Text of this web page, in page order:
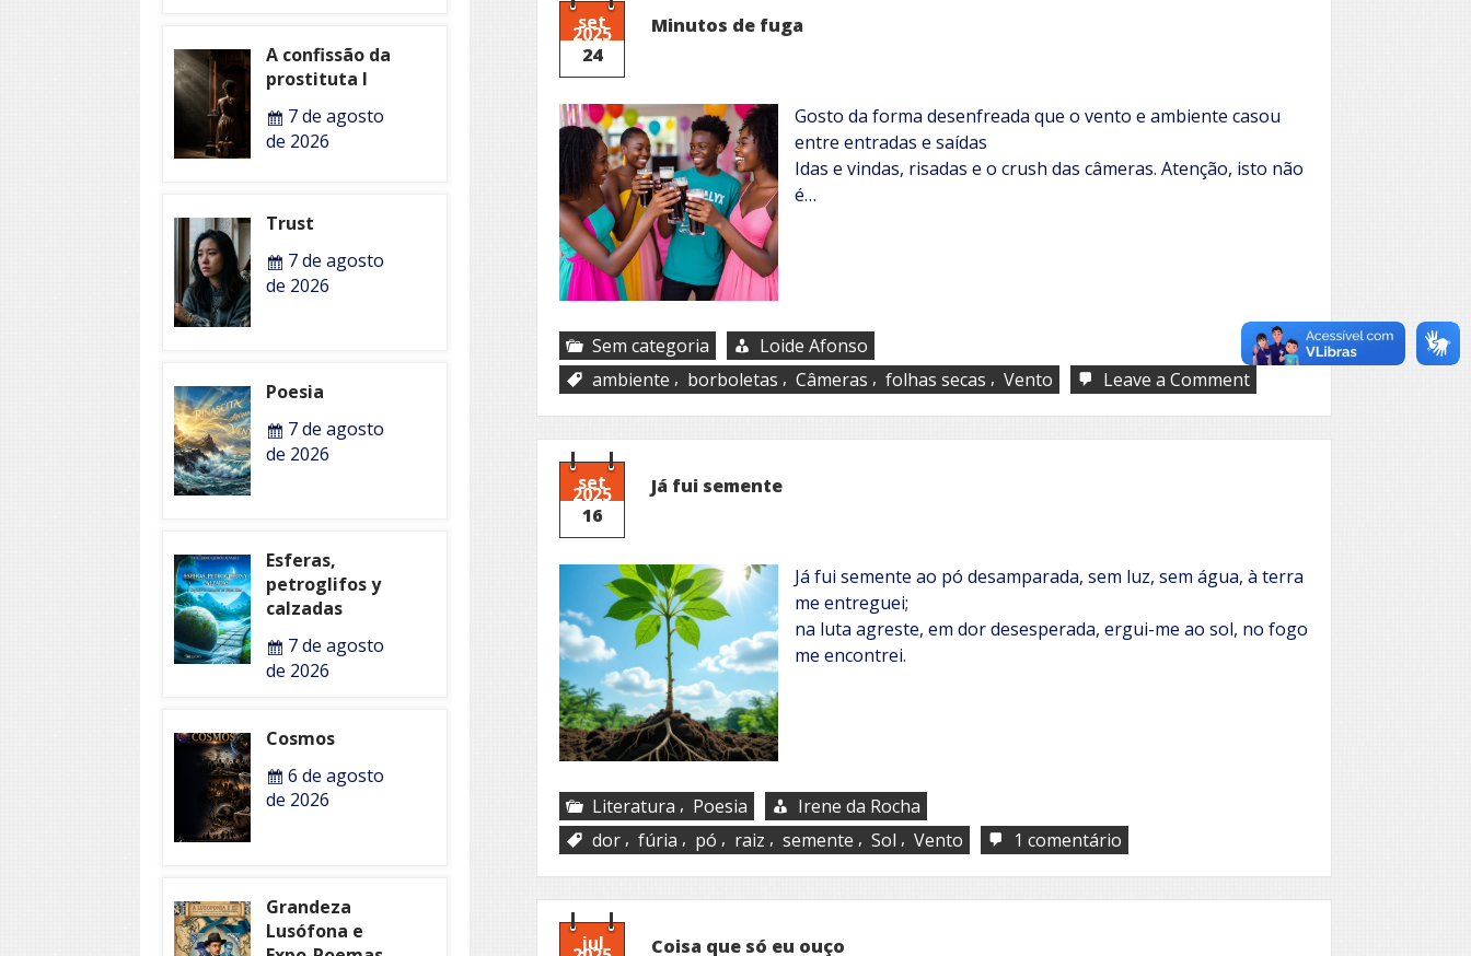
set
2025
24
Minutos de fuga
Gosto da forma desenfreada que o vento e ambiente casou
entre entradas e saídas
Idas e vindas, risadas e o crush das câmeras. Atenção, isto não
é…
Sem categoria
Loide Afonso
ambiente , borboletas , Câmeras , folhas secas , Vento Leave a Commenton
Minutos
de
fuga
set
2025
16
Já fui semente
Já fui semente ao pó desamparada, sem luz, sem água, à terra
me entreguei;
na luta agreste, em dor desesperada, ergui-me ao sol, no fogo
me encontrei.
Literatura , Poesia
Irene da Rocha
dor , fúria , pó , raiz , semente , Sol , Vento 1 comentário
Já
fui
semente
jul
Coisa que só eu ouço
A confissão da
prostituta I
7 de agosto
de 2026
Trust
7 de agosto
de 2026
Poesia
7 de agosto
de 2026
Esferas,
petroglifos y
calzadas
7 de agosto
de 2026
Cosmos
6 de agosto
de 2026
Grandeza
Lusófona e